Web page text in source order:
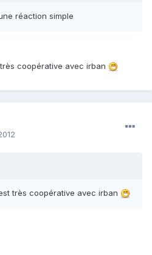
réaction simple
coopérative avec irban
très coopérative avec irban